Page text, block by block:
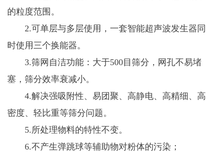
的粒度范围。
2.可单层与多层使用，一套智能超声波发生器同
时使用三个换能器。
3.筛网自洁功能：大于500目筛分，网孔不易堵
塞，筛分效率衰减小。
4.解决强吸附性、易团聚、高静电、高精细、高
密度、轻比重等筛分问题。
5.所处理物料的特性不变。
6.不产生弹跳球等辅助物对粉体的污染；